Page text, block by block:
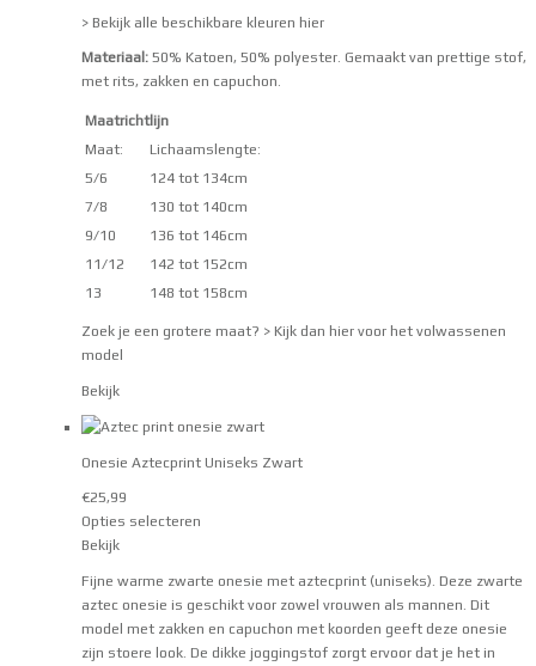
> Bekijk alle beschikbare kleuren hier
Materiaal: 50% Katoen, 50% polyester. Gemaakt van prettige stof,
met rits, zakken en capuchon.
Maatrichtlijn
Maat:
Lichaamslengte:
5/6
124 tot 134cm
7/8
130 tot 140cm
9/10
136 tot 146cm
11/12
142 tot 152cm
13
148 tot 158cm
Zoek je een grotere maat? > Kijk dan hier voor het volwassenen
model
Bekijk
Onesie Aztecprint Uniseks Zwart
€25,99
Opties selecteren
Bekijk
Fijne warme zwarte onesie met aztecprint (uniseks). Deze zwarte
aztec onesie is geschikt voor zowel vrouwen als mannen. Dit
model met zakken en capuchon met koorden geeft deze onesie
zijn stoere look. De dikke joggingstof zorgt ervoor dat je het in